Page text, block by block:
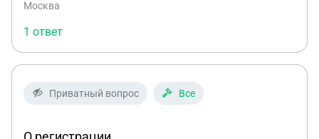
получили ответ ,что конечно в случае
непредвиденной ситуации и съезде раньше 6
месяцев мы получим залог обратно , так де в
договоре есть пункт о том,что некоторые детали
могут быть обговорены устно и решаться по
Москва
1 ответ
Приватный вопрос Все